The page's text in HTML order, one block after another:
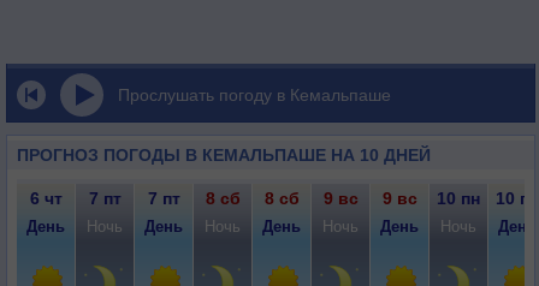
Прослушать погоду в Кемальпаше
ПРОГНОЗ ПОГОДЫ В КЕМАЛЬПАШЕ НА 10 ДНЕЙ
6 чт 7 пт 7 пт 8 сб 8 сб 9 вс 9 вс 10 пн 10 пн
День Ночь День Ночь День Ночь День Ночь День